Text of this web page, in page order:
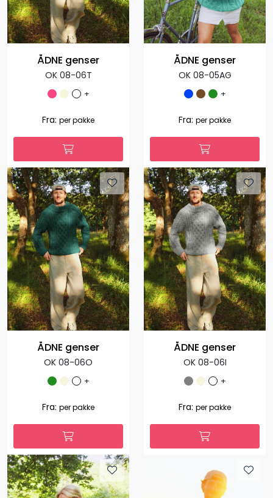
ÅDNE genser
OK 08-06T
+
Fra: 1.035,00 per pakke
ÅDNE genser
OK 08-05AG
+
Fra: 1.127,00 per pakke
ÅDNE genser ÅDNE genser